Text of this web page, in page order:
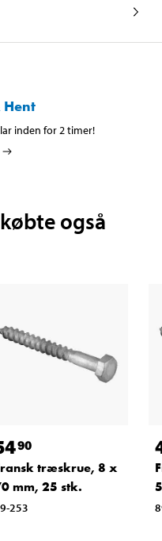
Hent
inden for 2 timer!
også
90
træskrue, 8 x
mm, 25 stk.
253